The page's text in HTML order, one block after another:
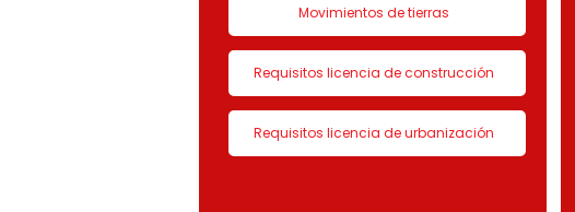
Movimientos de tierras
Requisitos licencia de construcción
Requisitos licencia de urbanización